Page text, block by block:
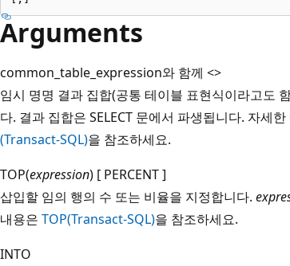
Arguments
common_table_expression와 함께 <>
임시 명명 결과 집합(공통 테이블 표현식이라고도
다. 결과 집합은 SELECT 문에서 파생됩니다. 자세한
(Transact-SQL)을 참조하세요.
TOP(expression) [ PERCENT ]
삽입할 임의 행의 수 또는 비율을 지정합니다.
내용은 TOP(Transact-SQL)을 참조하세요.
INTO